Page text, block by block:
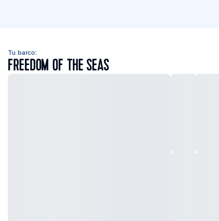
Tu barco:
FREEDOM OF THE SEAS